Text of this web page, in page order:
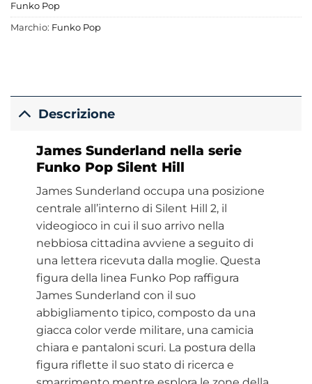
Funko Pop
Marchio: Funko Pop
Descrizione
James Sunderland nella serie
Funko Pop Silent Hill
James Sunderland occupa una posizione
centrale all’interno di Silent Hill 2, il
videogioco in cui il suo arrivo nella
nebbiosa cittadina avviene a seguito di
una lettera ricevuta dalla moglie. Questa
figura della linea Funko Pop raffigura
James Sunderland con il suo
abbigliamento tipico, composto da una
giacca color verde militare, una camicia
chiara e pantaloni scuri. La postura della
figura riflette il suo stato di ricerca e